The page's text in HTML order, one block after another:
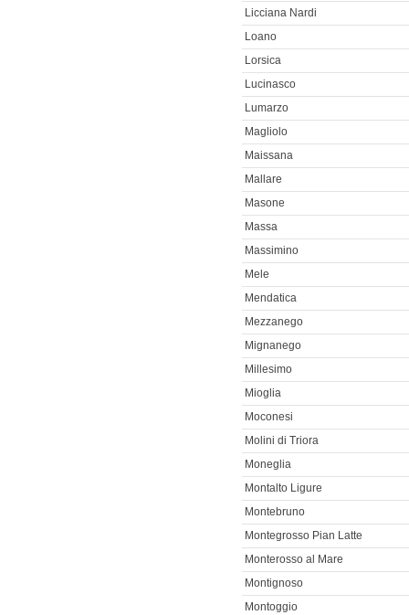
Licciana Nardi
Loano
Lorsica
Lucinasco
Lumarzo
Magliolo
Maissana
Mallare
Masone
Massa
Massimino
Mele
Mendatica
Mezzanego
Mignanego
Millesimo
Mioglia
Moconesi
Molini di Triora
Moneglia
Montalto Ligure
Montebruno
Montegrosso Pian Latte
Monterosso al Mare
Montignoso
Montoggio